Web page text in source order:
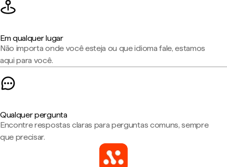
Em qualquer lugar
Não importa onde você esteja ou que idioma fale, estamos
aqui para você.
Qualquer pergunta
Encontre respostas claras para perguntas comuns, sempre
que precisar.